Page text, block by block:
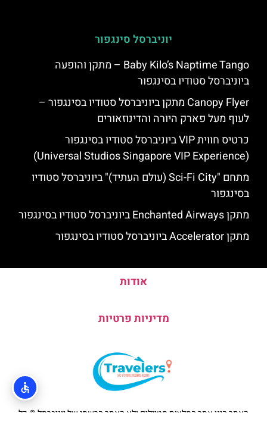
יוניברסל סינגפור
Baby Kilo’s Naptime Tango – מתקן והופעה
ביוניברסל סטודיו בסינגפור
Canopy Flyer מתקן ביוניברסל סטודיו בסינגפור –
לעוף מעל פארק היורה והדינוזאורים
כרטיס חווית VIP ביוניברסל סטודיו בסינגפור
(Universal Studios Singapore VIP Experience)
מתחם "Sci-Fi City (עולם העתיד)" ביוניברסל סטודיו
בסינגפור
מתקן Enchanted Airways ביוניברסל סטודיו בסינגפור
מתקן Accelerator ביוניברסל סטודיו בסינגפור
אודות
מדיניות פרטיות
האתר הינו אתר המלצות מטיילים ולא האתר הרשמי של יוניברסל © כל